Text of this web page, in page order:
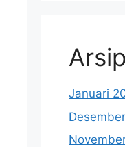
Arsip
Januari